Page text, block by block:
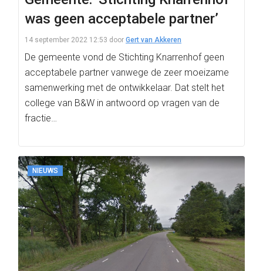
was geen acceptabele partner’
14 september 2022 12:53 door Gert van Akkeren
De gemeente vond de Stichting Knarrenhof geen
acceptabele partner vanwege de zeer moeizame
samenwerking met de ontwikkelaar. Dat stelt het
college van B&W in antwoord op vragen van de
fractie…
NIEUWS